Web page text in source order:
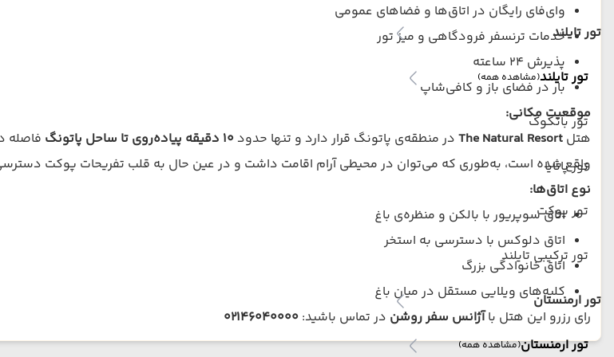
تور تایلند
تور تایلند(مشاهده همه)
تور بانکوک
تور پاتایا
تور پوکت
تور ترکیبی تایلند
تور ارمنستان
تور ارمنستان(مشاهده همه)
وای‌فای رایگان در اتاق‌ها و فضاهای عمومی
خدمات ترنسفر فرودگاهی و میز تور
پذیرش ۲۴ ساعته
بار در فضای باز و کافی‌شاپ
موقعیت مکانی:
هتل The Natural Resort در منطقه‌ی پاتونگ قرار دارد و تنها حدود ۱۰ دقیقه پیاده‌روی تا ساحل پاتونگ فاصله
واقع شده است، به‌طوری که می‌توان در محیطی آرام اقامت داشت و در عین حال به قلب تفریحات پوکت
نوع اتاق‌ها:
اتاق سوپریور با بالکن و منظره‌ی باغ
اتاق دلوکس با دسترسی به استخر
اتاق خانوادگی بزرگ
کلبه‌های ویلایی مستقل در میان باغ
رای رزرو این هتل باآژانس سفر روشن در تماس باشید: 02146040000